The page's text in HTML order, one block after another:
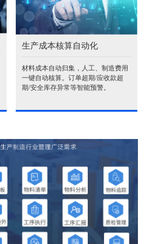
生产成本核算自动化
材料成本自动归集，人工、制造费用
一键自动核算。订单超期/应收款超
期/安全库存异常等智能预警。